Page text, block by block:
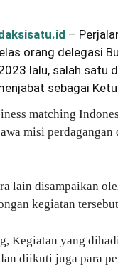
–
orang delegasi
lalu, salah satu
sebagai
matching
misi
lain disampaikan
kegiatan
Kegiatan yang
diikuti juga para